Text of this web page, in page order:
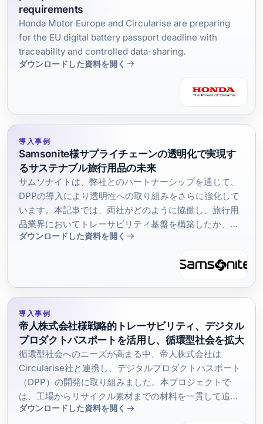
requirements
Honda Motor Europe and Circularise are preparing
for the EU digital battery passport deadline with
traceability and controlled data-sharing.
ダウンロードした資料を開く
導入事例
Samsonite様サプライチェーンの透明化で実現す
るサステナブル旅行用品の未来
サムソナイトは、弊社とのパートナーシップを通じて、
DPPの導入により透明性への取り組みをさらに強化して
います。本記事では、両社がどのように協働し、旅行用
品業界においてトレーサビリティ基盤を構築したか、そ
してその具体的な成果についてご紹介します。
ダウンロードした資料を開く
導入事例
帝人株式会社様戦略的トレーサビリティ、デジタル
プロダクトパスポートを活用し、循環型社会を拡大
循環型社会へのニーズが高まる中、帝人株式会社は
Circularise社と連携し、デジタルプロダクトパスポート
（DPP）の開発に取り組みました。本プロジェクトで
は、工場からリサイクル素材までの材料を一貫して追跡
することに成功し、大規模なトレーサビリティの実現可
ダウンロードした資料を開く